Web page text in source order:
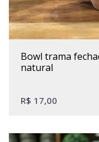
bowl trama fechada cerâmica
natural
R$ 17,00